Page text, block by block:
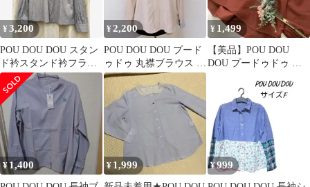
¥3,200
POU DOU DOU スタン
ド衿スタンド衿フラワ
ー 刺繍ブラウス ライト
ブルー
¥2,200
POU DOU DOU プード
ゥドゥ 丸襟ブラウス M
ベージュ 体型カバー 秋
¥ 1,499
【美品】POU DOU
DOU プードゥドゥ ブ
¥1,400 ¥ 1,999 ¥999